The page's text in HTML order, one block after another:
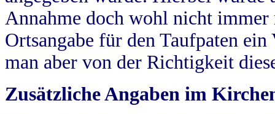
Annahme doch wohl nicht
Ortsangabe für den Taufpaten
man aber von der Richtigkeit
Zusätzliche Angaben im